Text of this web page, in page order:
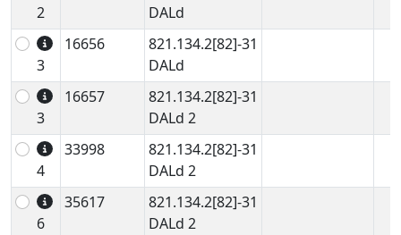
2
DALd
3
16656
821.134.2[82]-31
DALd
3
16657
821.134.2[82]-31
DALd 2
4
33998
821.134.2[82]-31
DALd 2
6
35617
821.134.2[82]-31
DALd 2